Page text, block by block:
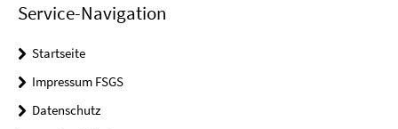
Service-Navigation
Startseite
Impressum FSGS
Datenschutz